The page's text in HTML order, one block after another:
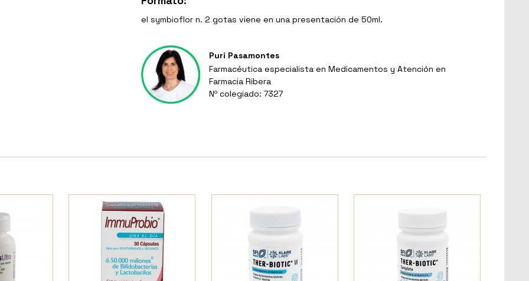
el symbioflor n. 2 gotas viene en una presentación de 50ml.
Puri Pasamontes
Farmacéutica especialista en Medicamentos y Atención en
Farmacia Ribera
Nº colegiado: 7327